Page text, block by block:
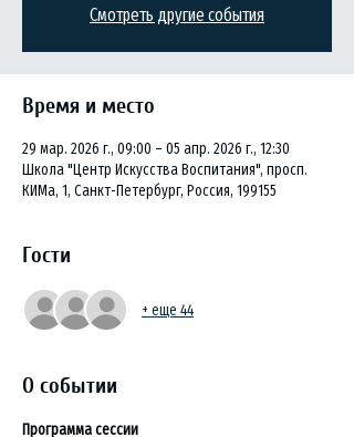
Смотреть другие события
Время и место
29 мар. 2026 г., 09:00 – 05 апр. 2026 г., 12:30
Школа "Центр Искусства Воспитания", просп.
КИМа, 1, Санкт-Петербург, Россия, 199155
Гости
+ еще 44
О событии
Программа сессии